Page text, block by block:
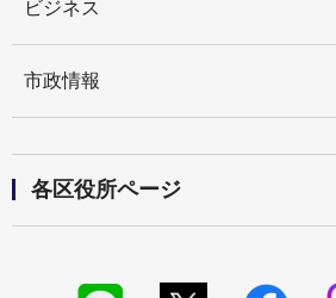
ビジネス
市政情報
各区役所ページ